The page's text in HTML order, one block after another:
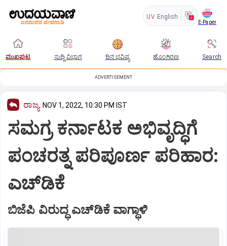
UV English
E-Paper
ಮುಖಪುಟ ಸುದ್ದಿ ವಿಭಾಗ ದಿನ ಭವಿಷ್ಯ ಹೊಂಗಿರಣ Search
ADVERTISEMENT
ರಾಜ್ಯ NOV 1, 2022, 10:30 PM IST
ಸಮಗ್ರ ಕರ್ನಾಟಕ ಅಭಿವೃದ್ಧಿಗೆ
ಪಂಚರತ್ನ ಪರಿಪೂರ್ಣ ಪರಿಹಾರ:
ಎಚ್‌ಡಿಕೆ
ಬಿಜೆಪಿ ವಿರುದ್ಧ ಎಚ್‌ಡಿಕೆ ವಾಗ್ಧಾಳಿ